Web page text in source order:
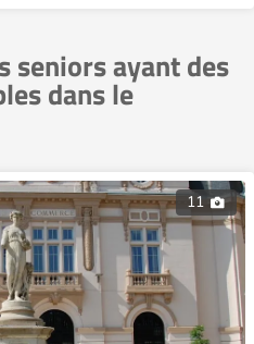
seniors ayant des
dans le
11